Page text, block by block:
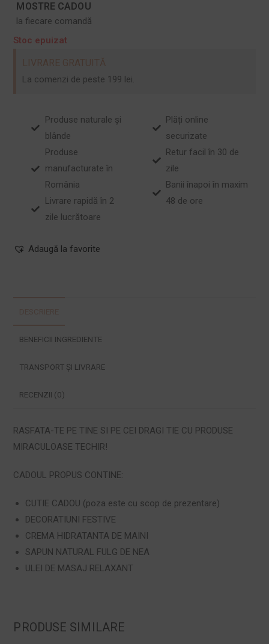
MOSTRE CADOU
la fiecare comandă
Stoc epuizat
LIVRARE GRATUITĂ
La comenzi de peste 199 lei.
Produse naturale și
blânde
Produse
manufacturate în
România
Livrare rapidă în 2
zile lucrătoare
Plăți online
securizate
Retur facil în 30 de
zile
Banii înapoi în maxim
48 de ore
Adaugă la favorite
BENEFICII INGREDIENTE
TRANSPORT ȘI LIVRARE
RECENZII (0)
RASFATA-TE PE TINE SI PE CEI DRAGI TIE CU PRODUSE
MIRACULOASE TECHIR!
CADOUL PROPUS CONTINE:
CUTIE CADOU (poza este cu scop de prezentare)
DECORATIUNI FESTIVE
CREMA HIDRATANTA DE MAINI
SAPUN NATURAL FULG DE NEA
ULEI DE MASAJ RELAXANT
PRODUSE SIMILARE